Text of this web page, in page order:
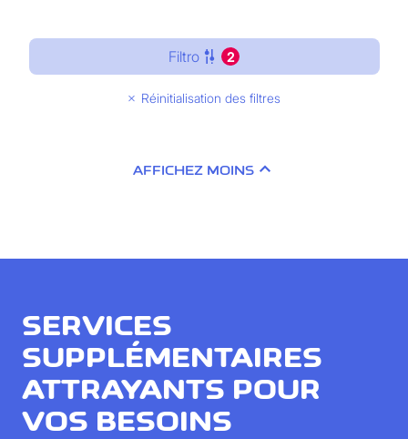
Filtro 2
Réinitialisation des filtres
AFFICHEZ MOINS
SERVICES
SUPPLÉMENTAIRES
ATTRAYANTS POUR
VOS BESOINS